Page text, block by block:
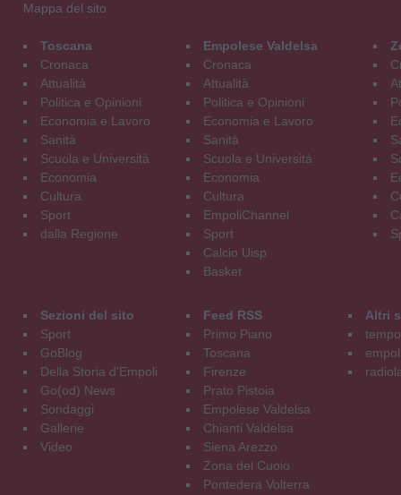
Mappa del sito
Toscana
Cronaca
Attualità
Politica e Opinioni
Economia e Lavoro
Sanità
Scuola e Università
Economia
Cultura
Sport
dalla Regione
Empolese Valdelsa
Cronaca
Attualità
Politica e Opinioni
Economia e Lavoro
Sanità
Scuola e Università
Economia
Cultura
EmpoliChannel
Sport
Calcio Uisp
Basket
Sezioni del sito
Sport
GoBlog
Della Storia d'Empoli
Go(od) News
Sondaggi
Gallerie
Video
Feed RSS
Primo Piano
Toscana
Firenze
Prato Pistoia
Empolese Valdelsa
Chianti Valdelsa
Siena Arezzo
Zona del Cuoio
Pontedera Volterra
Altri